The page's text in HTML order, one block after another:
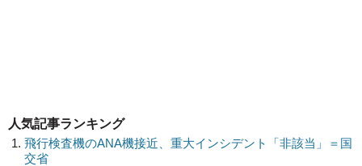
人気記事ランキング
飛行検査機のANA機接近、重大インシデント「非該当」＝国
交省